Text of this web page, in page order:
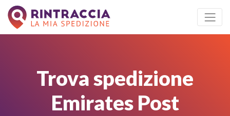
Trova spedizione
Emirates Post